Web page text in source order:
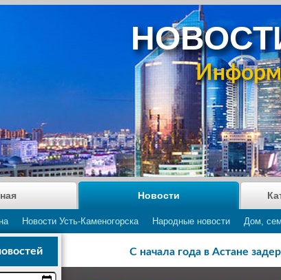
Новости
Новости Усть-Каменогорска Народные новости Дом,
С начала года в Астане